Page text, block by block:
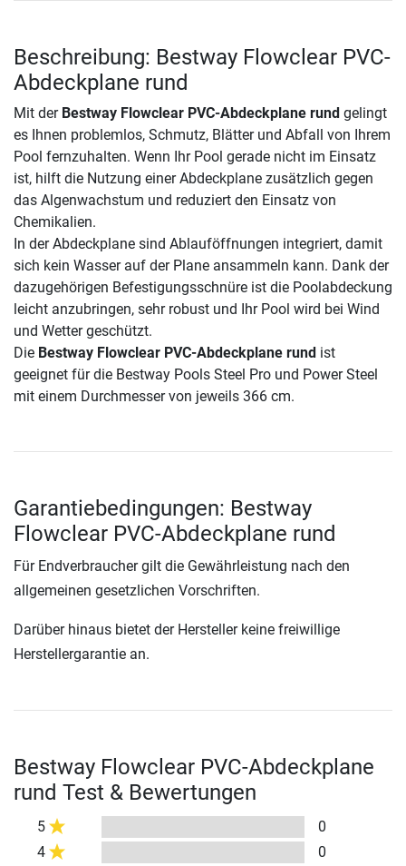
Beschreibung: Bestway Flowclear PVC-
Abdeckplane rund
Mit der Bestway Flowclear PVC-Abdeckplane rund gelingt
es Ihnen problemlos, Schmutz, Blätter und Abfall von Ihrem
Pool fernzuhalten. Wenn Ihr Pool gerade nicht im Einsatz
ist, hilft die Nutzung einer Abdeckplane zusätzlich gegen
das Algenwachstum und reduziert den Einsatz von
Chemikalien.
In der Abdeckplane sind Ablauföffnungen integriert, damit
sich kein Wasser auf der Plane ansammeln kann. Dank der
dazugehörigen Befestigungsschnüre ist die Poolabdeckung
leicht anzubringen, sehr robust und Ihr Pool wird bei Wind
und Wetter geschützt.
Die Bestway Flowclear PVC-Abdeckplane rund ist
geeignet für die Bestway Pools Steel Pro und Power Steel
mit einem Durchmesser von jeweils 366 cm.
Garantiebedingungen: Bestway
Flowclear PVC-Abdeckplane rund
Für Endverbraucher gilt die Gewährleistung nach den
allgemeinen gesetzlichen Vorschriften.
Darüber hinaus bietet der Hersteller keine freiwillige
Herstellergarantie an.
Bestway Flowclear PVC-Abdeckplane
rund Test & Bewertungen
5
0
4
0